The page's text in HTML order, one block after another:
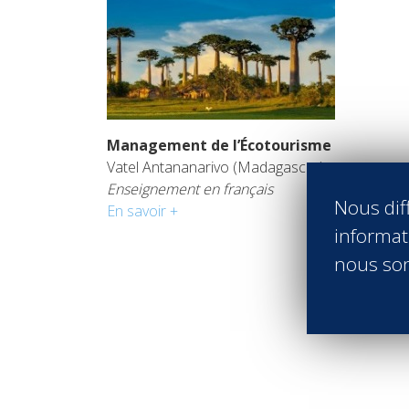
Management de l’Écotourisme
Vatel Antananarivo (Madagascar)
Enseignement en français
En savoir +
Nous
nous